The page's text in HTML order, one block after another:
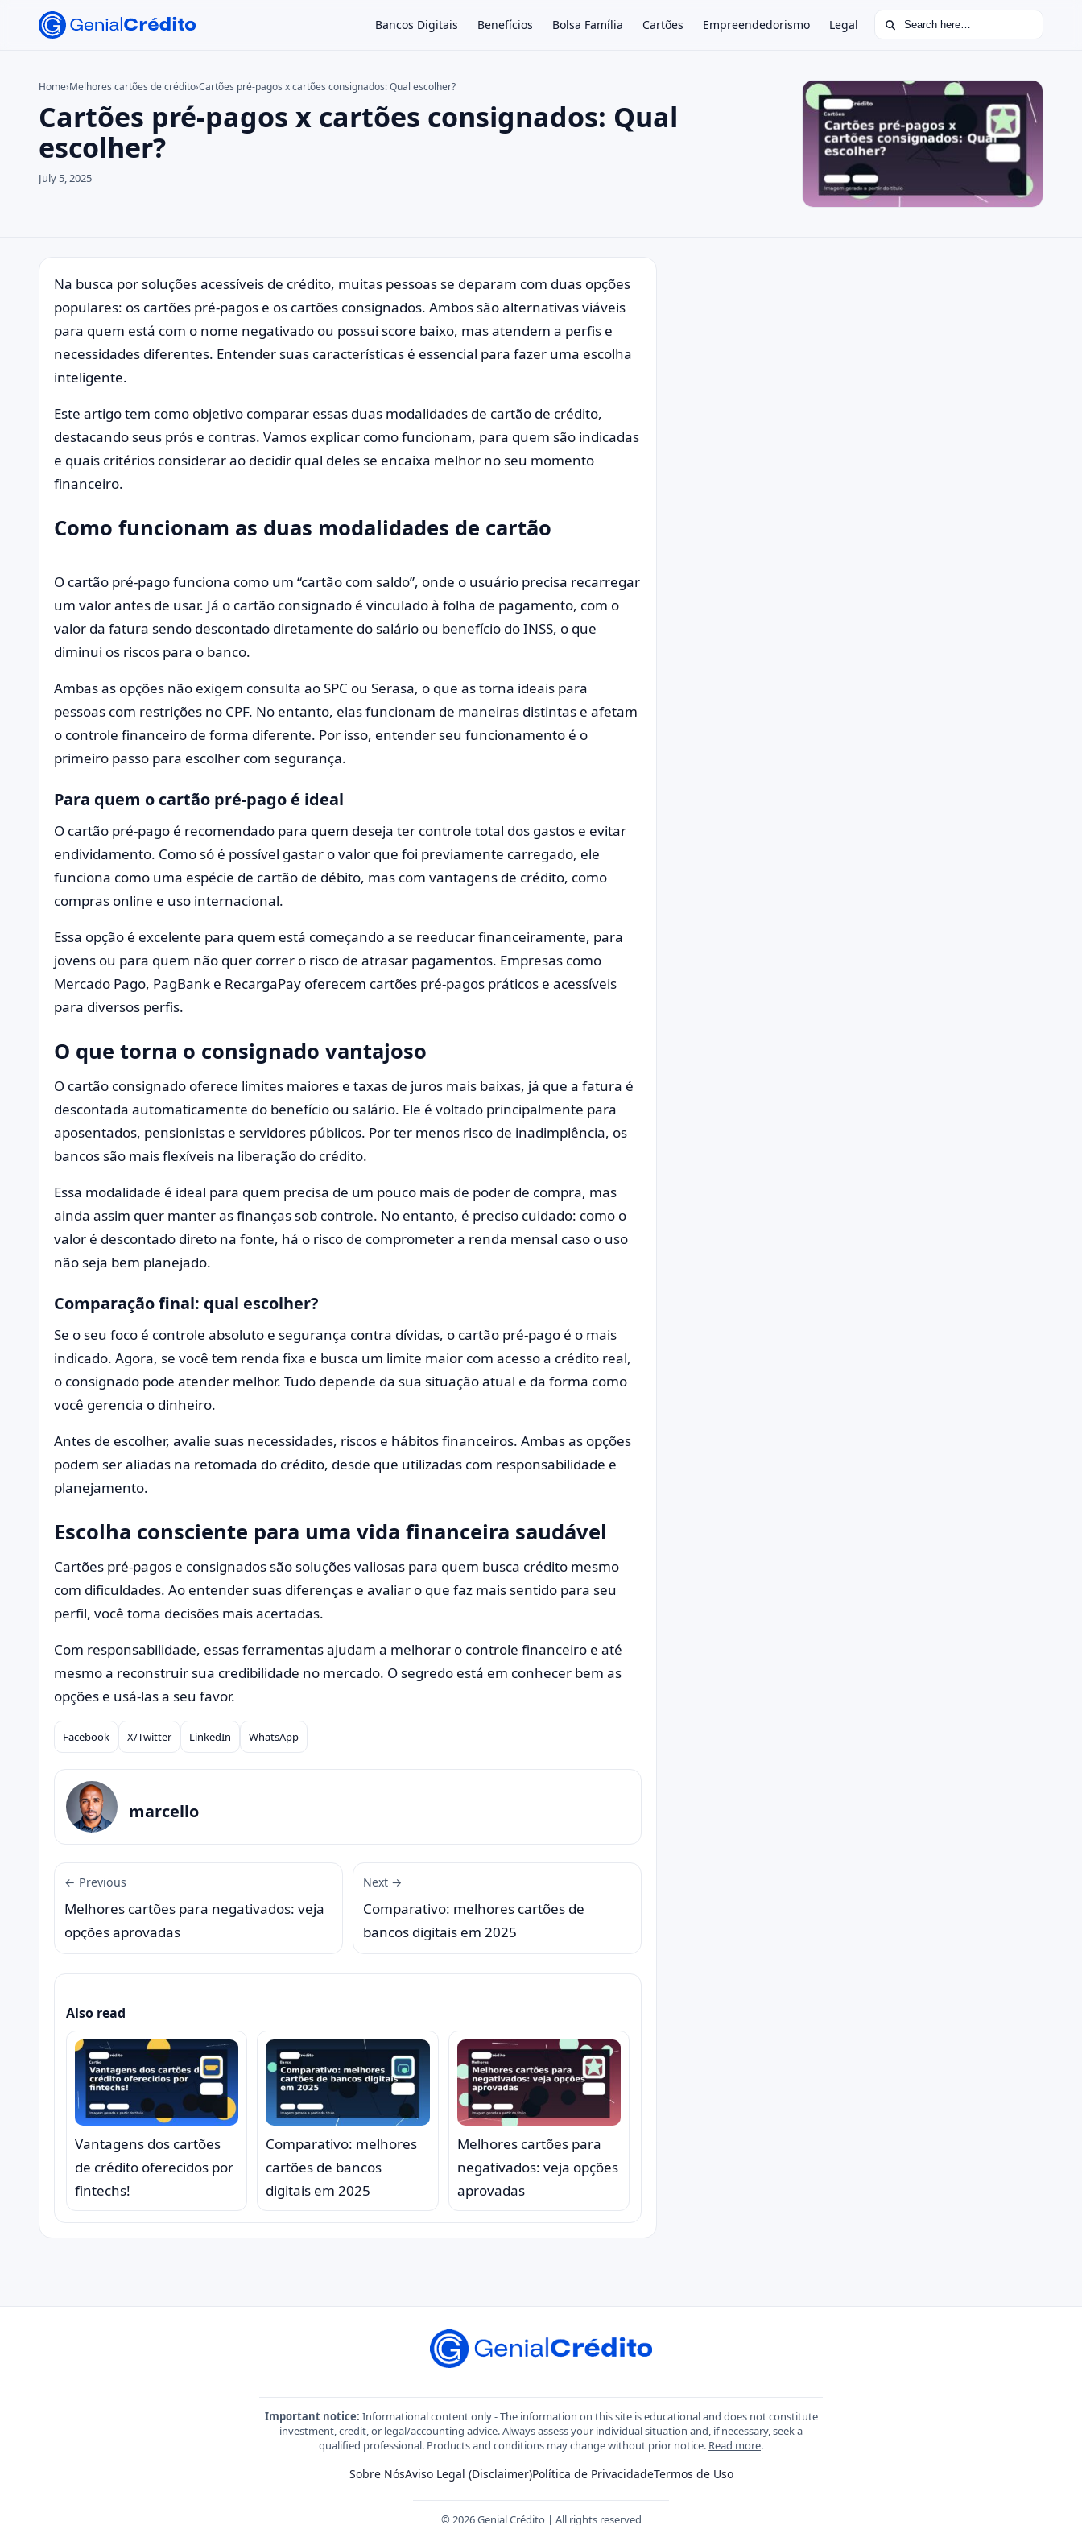
Bancos Digitais Benefícios Bolsa Família Cartões Empreendedorismo Legal Search for:
Search the site ×
Search for:
Press Enter to search or ESC to close.
Home›Melhores cartões de crédito›Cartões pré-pagos x cartões consignados: Qual escolher?
Cartões pré-pagos x cartões consignados: Qual
escolher?
July 5, 2025
Na busca por soluções acessíveis de crédito, muitas pessoas se deparam com duas opções
populares: os cartões pré-pagos e os cartões consignados. Ambos são alternativas viáveis
para quem está com o nome negativado ou possui score baixo, mas atendem a perfis e
necessidades diferentes. Entender suas características é essencial para fazer uma escolha
inteligente.
Este artigo tem como objetivo comparar essas duas modalidades de cartão de crédito,
destacando seus prós e contras. Vamos explicar como funcionam, para quem são indicadas
e quais critérios considerar ao decidir qual deles se encaixa melhor no seu momento
financeiro.
Como funcionam as duas modalidades de cartão
O cartão pré-pago funciona como um “cartão com saldo”, onde o usuário precisa recarregar
um valor antes de usar. Já o cartão consignado é vinculado à folha de pagamento, com o
valor da fatura sendo descontado diretamente do salário ou benefício do INSS, o que
diminui os riscos para o banco.
Ambas as opções não exigem consulta ao SPC ou Serasa, o que as torna ideais para
pessoas com restrições no CPF. No entanto, elas funcionam de maneiras distintas e afetam
o controle financeiro de forma diferente. Por isso, entender seu funcionamento é o
primeiro passo para escolher com segurança.
Para quem o cartão pré-pago é ideal
O cartão pré-pago é recomendado para quem deseja ter controle total dos gastos e evitar
endividamento. Como só é possível gastar o valor que foi previamente carregado, ele
funciona como uma espécie de cartão de débito, mas com vantagens de crédito, como
compras online e uso internacional.
Essa opção é excelente para quem está começando a se reeducar financeiramente, para
jovens ou para quem não quer correr o risco de atrasar pagamentos. Empresas como
Mercado Pago, PagBank e RecargaPay oferecem cartões pré-pagos práticos e acessíveis
para diversos perfis.
O que torna o consignado vantajoso
O cartão consignado oferece limites maiores e taxas de juros mais baixas, já que a fatura é
descontada automaticamente do benefício ou salário. Ele é voltado principalmente para
aposentados, pensionistas e servidores públicos. Por ter menos risco de inadimplência, os
bancos são mais flexíveis na liberação do crédito.
Essa modalidade é ideal para quem precisa de um pouco mais de poder de compra, mas
ainda assim quer manter as finanças sob controle. No entanto, é preciso cuidado: como o
valor é descontado direto na fonte, há o risco de comprometer a renda mensal caso o uso
não seja bem planejado.
Comparação final: qual escolher?
Se o seu foco é controle absoluto e segurança contra dívidas, o cartão pré-pago é o mais
indicado. Agora, se você tem renda fixa e busca um limite maior com acesso a crédito real,
o consignado pode atender melhor. Tudo depende da sua situação atual e da forma como
você gerencia o dinheiro.
Antes de escolher, avalie suas necessidades, riscos e hábitos financeiros. Ambas as opções
podem ser aliadas na retomada do crédito, desde que utilizadas com responsabilidade e
planejamento.
Escolha consciente para uma vida financeira saudável
Cartões pré-pagos e consignados são soluções valiosas para quem busca crédito mesmo
com dificuldades. Ao entender suas diferenças e avaliar o que faz mais sentido para seu
perfil, você toma decisões mais acertadas.
Com responsabilidade, essas ferramentas ajudam a melhorar o controle financeiro e até
mesmo a reconstruir sua credibilidade no mercado. O segredo está em conhecer bem as
opções e usá-las a seu favor.
Compartilhar
Facebook X/Twitter LinkedIn WhatsApp
marcello
← Previous
Melhores cartões para negativados: veja
opções aprovadas
Next →
Comparativo: melhores cartões de
bancos digitais em 2025
Also read
Vantagens dos cartões
de crédito oferecidos por
fintechs!
Comparativo: melhores
cartões de bancos
digitais em 2025
Melhores cartões para
negativados: veja opções
aprovadas
Important notice: Informational content only - The information on this site is educational and does not constitute
investment, credit, or legal/accounting advice. Always assess your individual situation and, if necessary, seek a
qualified professional. Products and conditions may change without prior notice. Read more.
Sobre NósAviso Legal (Disclaimer)Política de PrivacidadeTermos de Uso
© 2026 Genial Crédito | All rights reserved